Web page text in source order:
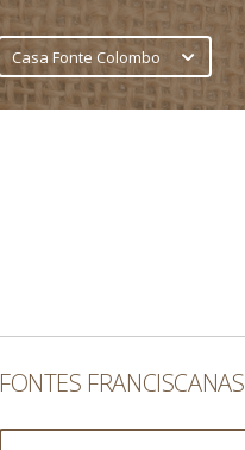
Casa Fonte Colombo
FONTES FRANCISCANAS